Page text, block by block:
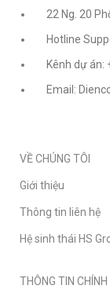
22 Ng. 20
Hotline
Kênh dự án:
Email:
VỀ CHÚNG TÔI
Giới thiệu
Thông tin liên hệ
Hệ sinh thái HS
THÔNG TIN CHÍNH